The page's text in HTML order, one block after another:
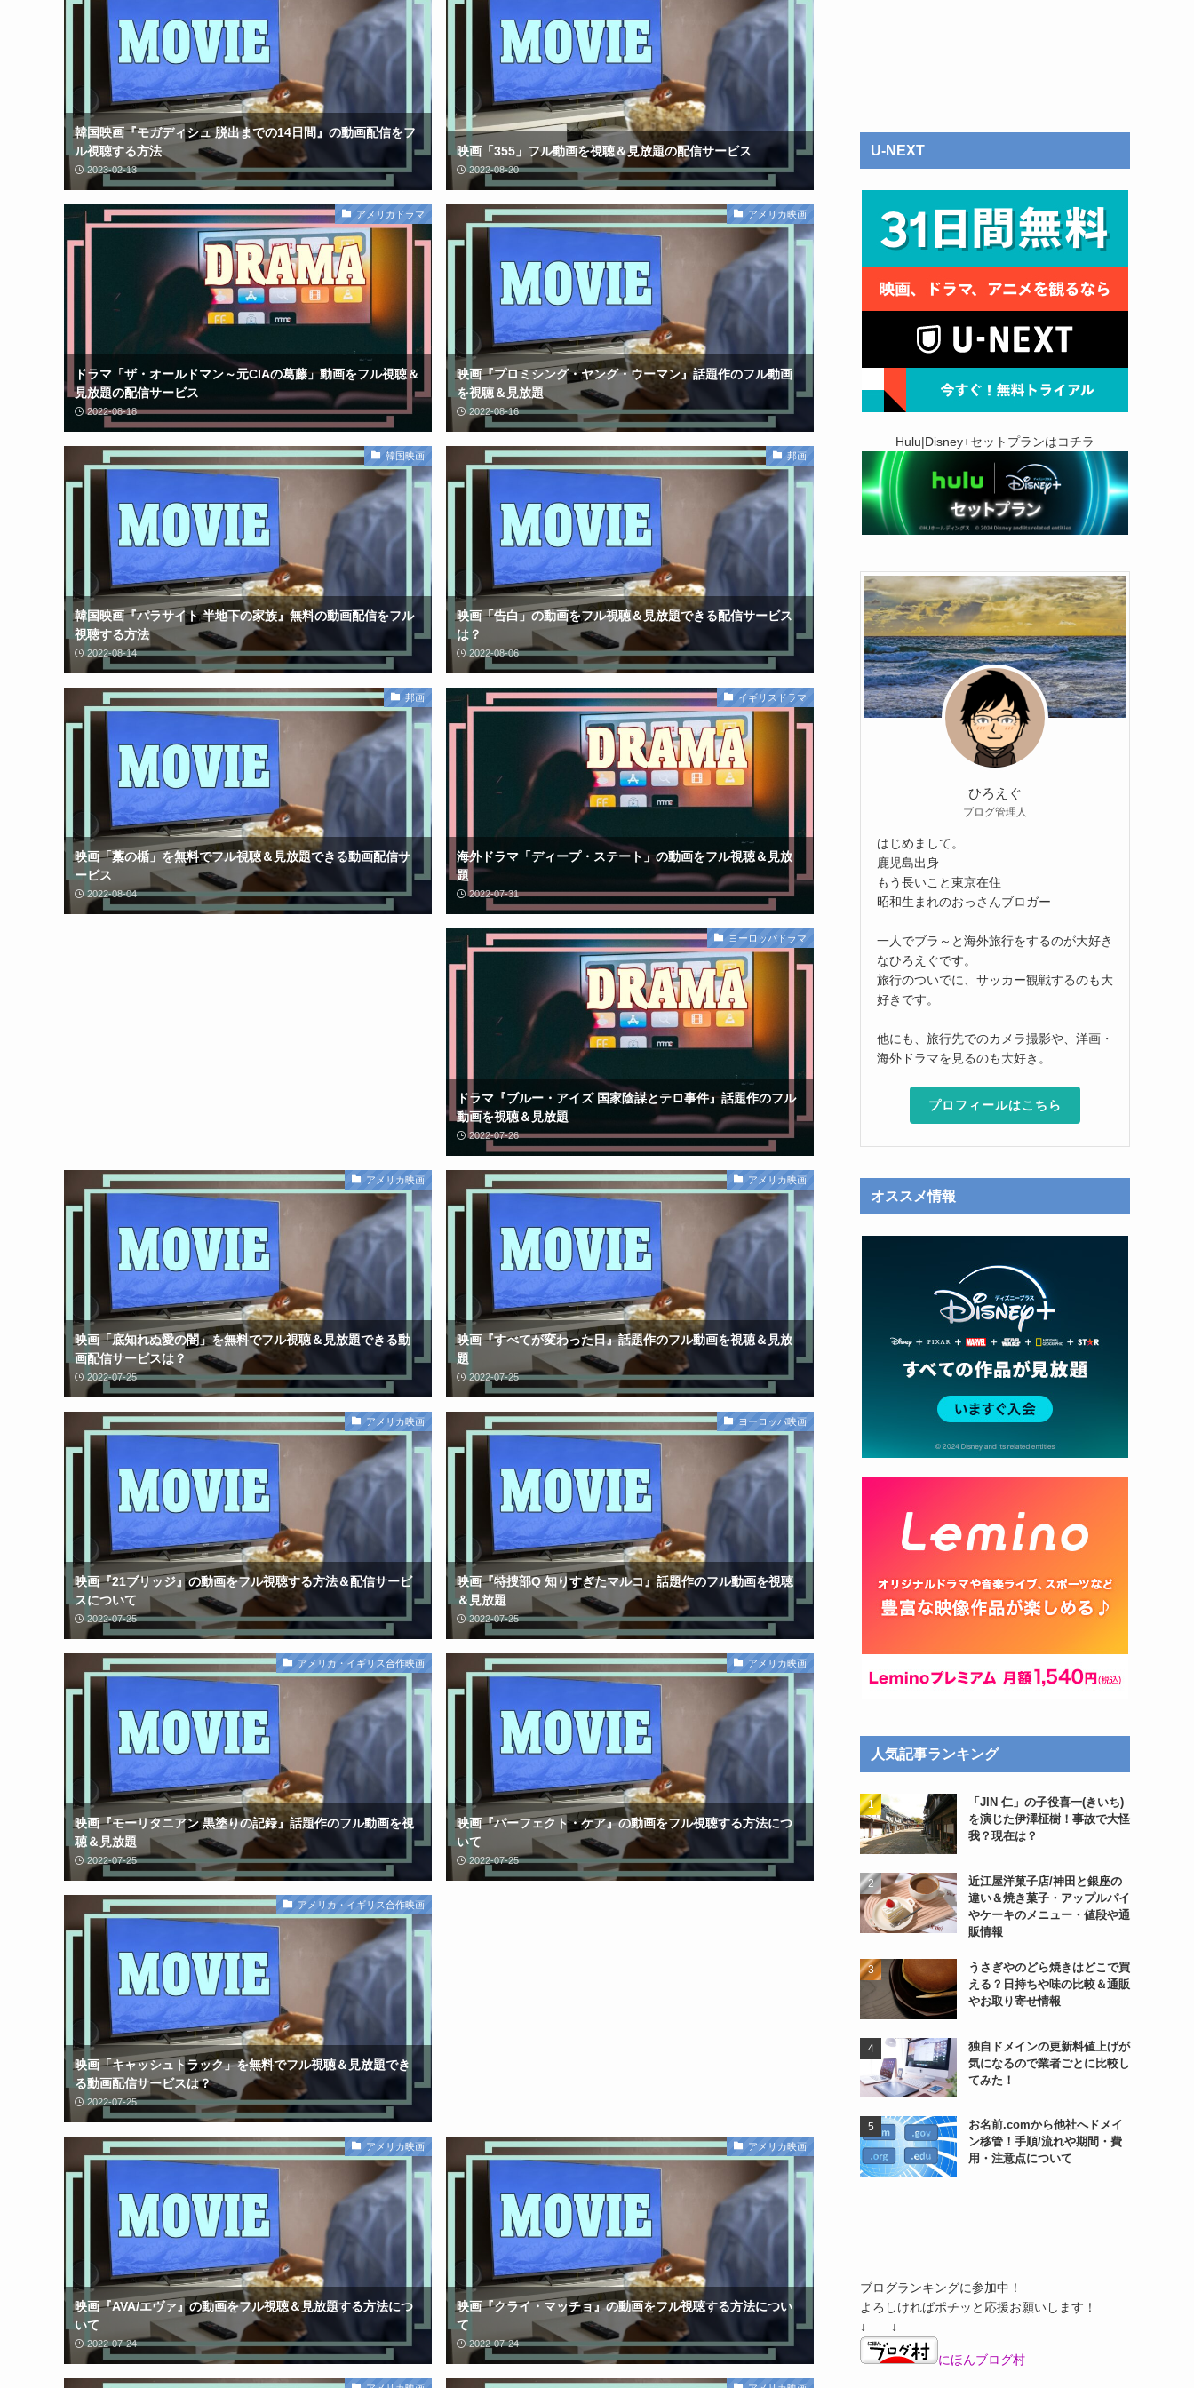
韓国映画『モガディシュ 脱出までの14日間』の動画配信をフ
ル視聴する方法
2023-02-13
映画「355」フル動画を視聴＆見放題の配信サービス
2022-08-20
アメリカドラマ
ドラマ「ザ・オールドマン～元CIAの葛藤」動画をフル視聴＆
見放題の配信サービス
2022-08-18
アメリカ映画
映画『プロミシング・ヤング・ウーマン』話題作のフル動画
を視聴＆見放題
2022-08-16
韓国映画
韓国映画『パラサイト 半地下の家族』無料の動画配信をフル
視聴する方法
2022-08-14
邦画
映画「告白」の動画をフル視聴＆見放題できる配信サービス
は？
2022-08-06
邦画
映画「藁の楯」を無料でフル視聴＆見放題できる動画配信サ
ービス
2022-08-04
イギリスドラマ
海外ドラマ「ディープ・ステート」の動画をフル視聴＆見放
題
2022-07-31
ヨーロッパドラマ
ドラマ『ブルー・アイズ 国家陰謀とテロ事件』話題作のフル
動画を視聴＆見放題
2022-07-26
アメリカ映画
映画「底知れぬ愛の闇」を無料でフル視聴＆見放題できる動
画配信サービスは？
2022-07-25
アメリカ映画
映画『すべてが変わった日』話題作のフル動画を視聴＆見放
題
2022-07-25
アメリカ映画
映画『21ブリッジ』の動画をフル視聴する方法＆配信サービ
スについて
2022-07-25
ヨーロッパ映画
映画『特捜部Q 知りすぎたマルコ』話題作のフル動画を視聴
＆見放題
2022-07-25
アメリカ・イギリス合作映画
映画『モーリタニアン 黒塗りの記録』話題作のフル動画を視
聴＆見放題
2022-07-25
アメリカ映画
映画『パーフェクト・ケア』の動画をフル視聴する方法につ
いて
2022-07-25
アメリカ・イギリス合作映画
映画「キャッシュトラック」を無料でフル視聴＆見放題でき
る動画配信サービスは？
2022-07-25
アメリカ映画
映画『AVA/エヴァ』の動画をフル視聴＆見放題する方法につ
いて
2022-07-24
アメリカ映画
映画『クライ・マッチョ』の動画をフル視聴する方法につい
て
2022-07-24
U-NEXT
Hulu|Disney+セットプランはコチラ
ひろえぐ
ブログ管理人
はじめまして。
鹿児島出身
もう長いこと東京在住
昭和生まれのおっさんブロガー
一人でブラ～と海外旅行をするのが大好き
なひろえぐです。
旅行のついでに、サッカー観戦するのも大
好きです。
他にも、旅行先でのカメラ撮影や、洋画・
海外ドラマを見るのも大好き。
プロフィールはこちら
オススメ情報
人気記事ランキング
「JIN 仁」の子役喜一(きいち)
を演じた伊澤柾樹！事故で大怪
我？現在は？
近江屋洋菓子店/神田と銀座の
違い＆焼き菓子・アップルパイ
やケーキのメニュー・値段や通
販情報
うさぎやのどら焼きはどこで買
える？日持ちや味の比較＆通販
やお取り寄せ情報
独自ドメインの更新料値上げが
気になるので業者ごとに比較し
てみた！
お名前.comから他社へドメイ
ン移管！手順/流れや期間・費
用・注意点について
ブログランキングに参加中！
よろしければポチッと応援お願いします！
↓ ↓
にほんブログ村